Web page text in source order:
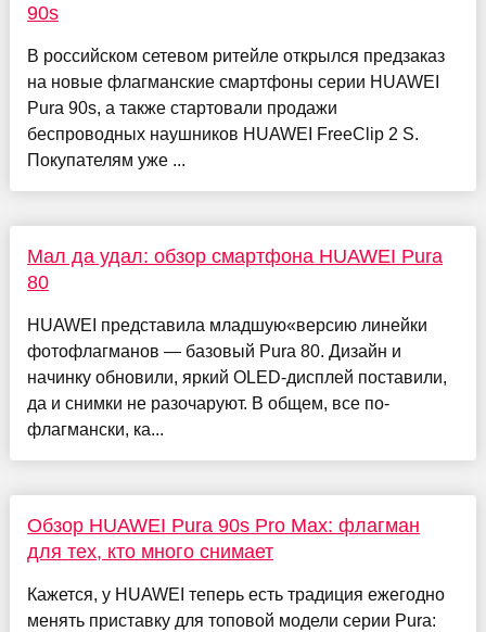
90s
В российском сетевом ритейле открылся предзаказ
на новые флагманские смартфоны серии HUAWEI
Pura 90s, а также стартовали продажи
беспроводных наушников HUAWEI FreeClip 2 S.
Покупателям уже ...
Мал да удал: обзор смартфона HUAWEI Pura
80
HUAWEI представила младшую«версию линейки
фотофлагманов — базовый Pura 80. Дизайн и
начинку обновили, яркий OLED-дисплей поставили,
да и снимки не разочаруют. В общем, все по-
флагмански, ка...
Обзор HUAWEI Pura 90s Pro Max: флагман
для тех, кто много снимает
Кажется, у HUAWEI теперь есть традиция ежегодно
менять приставку для топовой модели серии Pura: